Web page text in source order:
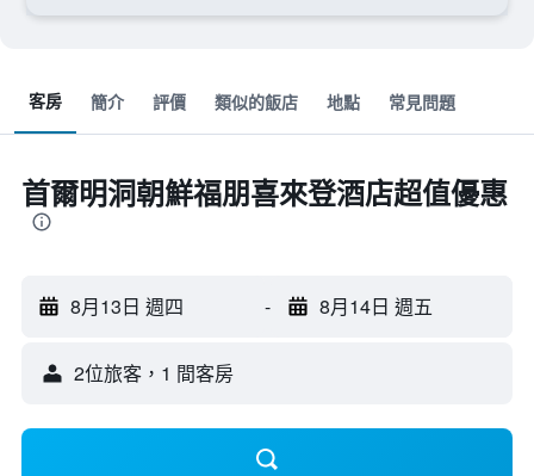
客房 簡介 評價 類似的飯店 地點 常見問題
首爾明洞朝鮮福朋喜來登酒店超值優惠
8月13日 週四 - 8月14日 週五
2位旅客，1 間客房